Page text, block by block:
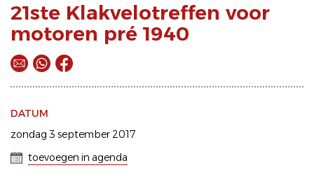
21ste Klakvelotreffen voor
motoren pré 1940
DATUM
zondag 3 september 2017
toevoegen in agenda